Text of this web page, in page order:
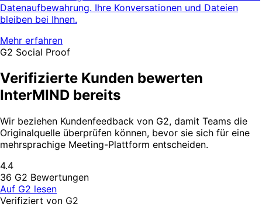
Datenaufbewahrung. Ihre Konversationen und Dateien
bleiben bei Ihnen.
Mehr erfahren
G2 Social Proof
Verifizierte Kunden bewerten
InterMIND bereits
Wir beziehen Kundenfeedback von G2, damit Teams die
Originalquelle überprüfen können, bevor sie sich für eine
mehrsprachige Meeting-Plattform entscheiden.
4.4
36 G2 Bewertungen
Auf G2 lesen
Verifiziert von G2